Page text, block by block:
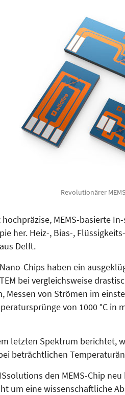
Revolutionärer
MEMS-basierte
her. Heiz-, Bias-,
Delft.
Chips haben ein
bei vergleichsweise
Messen von Strömen im
von 1000 °C in
letzten Spek­trum berichtet,
beträchtlichen
den MEMS-Chip
um eine wissenschaftliche